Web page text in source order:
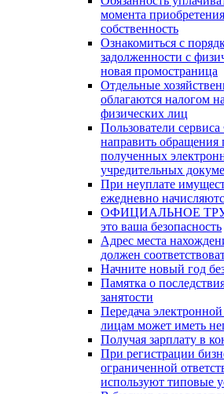
момента
собственность
Ознакомиться с
задолженности с
новая промостраница
Отдельные
облагаются налогом
физических лиц
Пользователи
направить обращения
полученных
учредительных
При неуплате
ежедневно
ОФИЦИАЛЬНОЕ
это ваша безопасность
Адрес места
должен
Начните новый год
Памятка о
занятости
Передача
лицам может иметь
Получая зарплату в
При регистрации
ограниченной
используют типовые